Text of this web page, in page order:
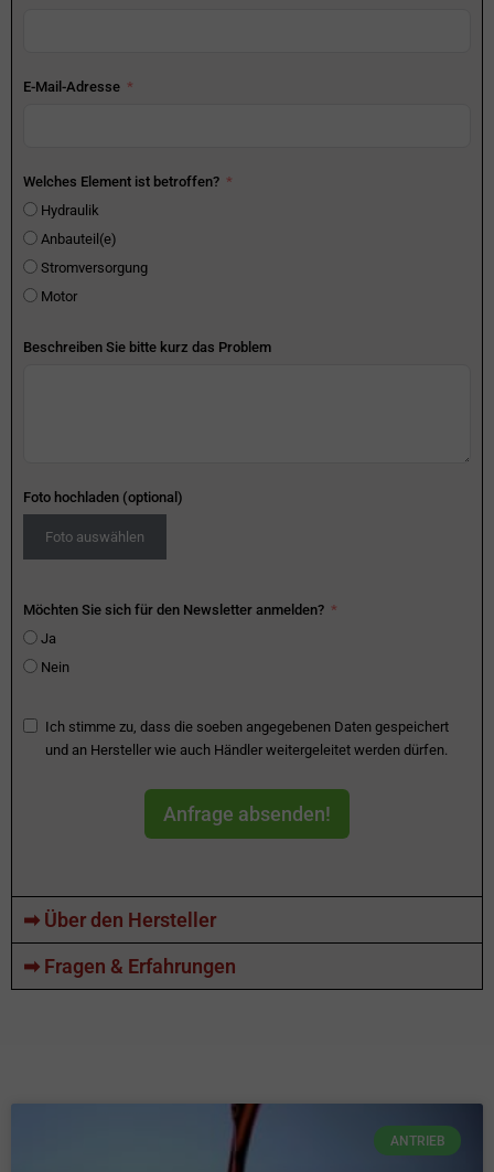
E-Mail-Adresse
Welches Element ist betroffen?
Hydraulik
Anbauteil(e)
Stromversorgung
Motor
Beschreiben Sie bitte kurz das Problem
Foto hochladen (optional)
Foto auswählen
Möchten Sie sich für den Newsletter anmelden?
Ja
Nein
Ich stimme zu, dass die soeben angegebenen Daten gespeichert
und an Hersteller wie auch Händler weitergeleitet werden dürfen.
Anfrage absenden!
➡ Über den Hersteller
➡ Fragen & Erfahrungen
ANTRIEB